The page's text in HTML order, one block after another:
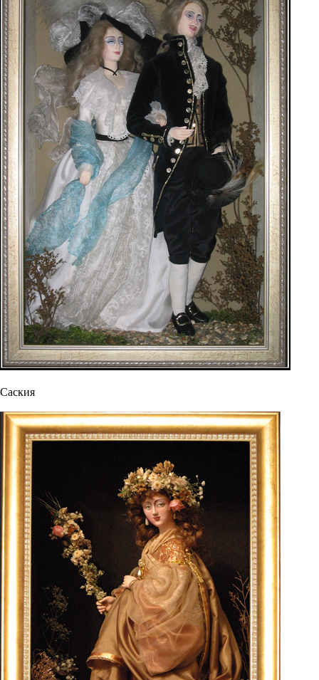
Саския